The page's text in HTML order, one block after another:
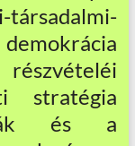
társadalmi-
stratégia
és a